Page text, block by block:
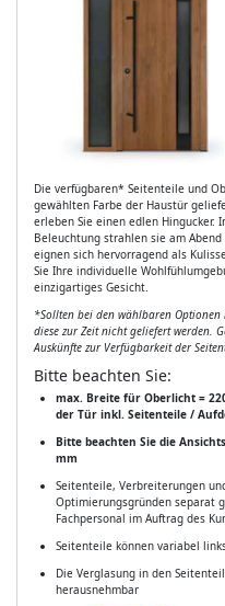
Die verfügbaren* Seitenteile und
gewählten Farbe der Haustür
erleben Sie einen edlen
Beleuchtung strahlen sie am
eignen sich hervorragend als
Sie Ihre individuelle
einzigartiges Gesicht.
*Sollten bei den wählbaren Optionen
diese zur Zeit nicht geliefert werden.
Auskünfte zur Verfügbarkeit der
Bitte beachten Sie:
max. Breite für Oberlicht =
der Tür inkl. Seitenteile /
Bitte beachten Sie die
mm
Seitenteile, Verbreiterungen
Optimierungsgründen separat
Fachpersonal im Auftrag des
Seitenteile können variabel
Die Verglasung in den
herausnehmbar